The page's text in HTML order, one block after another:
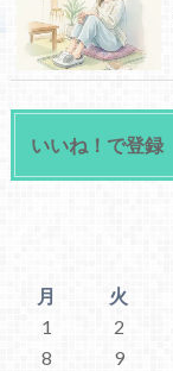
いいね！で登録
月
火
1
2
8
9